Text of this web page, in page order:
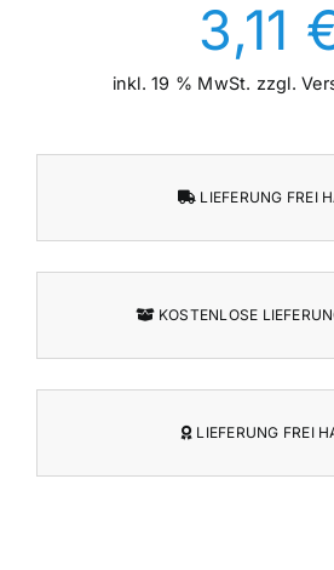
3,11
inkl. 19 % MwSt. zzgl.
LIEFERUNG FREI
KOSTENLOSE
LIEFERUNG FREI